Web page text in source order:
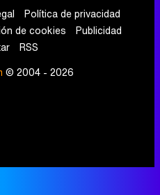
Política de privacidad
de cookies
Publicidad
RSS
© 2004 - 2026